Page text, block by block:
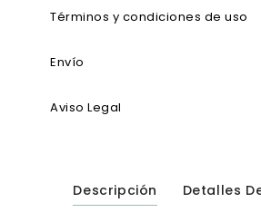
Términos y condiciones de uso
Envío
Aviso Legal
Descripción Detalles